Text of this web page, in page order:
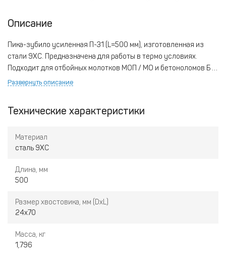
Описание
Пика-зубило усиленная П-31 (L=500 мм), изготовленная из
стали 9ХС. Предназначена для работы в термо условиях.
Подходит для отбойных молотков МОП / МО и бетоноломов Б /
БК.
Развернуть описание
Технические характеристики
Материал
сталь 9ХС
Длина, мм
500
Размер хвостовика, мм (DxL)
24х70
Масса, кг
1,796